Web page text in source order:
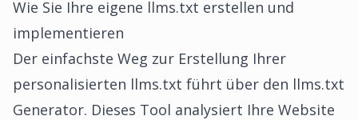
Wie Sie Ihre eigene llms.txt erstellen und
implementieren
Der einfachste Weg zur Erstellung Ihrer
personalisierten llms.txt führt über den llms.txt
Generator. Dieses Tool analysiert Ihre Website